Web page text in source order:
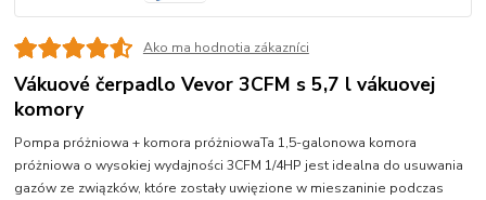
Ako ma hodnotia zákazníci
Vákuové čerpadlo Vevor 3CFM s 5,7 l vákuovej
komory
Pompa próżniowa + komora próżniowaTa 1,5-galonowa komora
próżniowa o wysokiej wydajności 3CFM 1/4HP jest idealna do usuwania
gazów ze związków, które zostały uwięzione w mieszaninie podczas